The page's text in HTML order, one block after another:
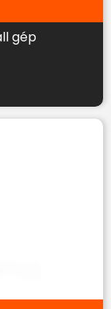
gép